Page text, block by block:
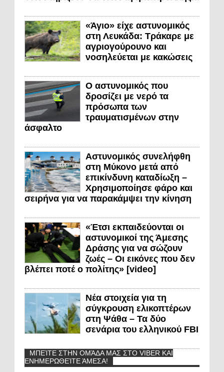
«Άγιο» είχε αστυνομικός
στη Λευκάδα: Τράκαρε με
αγριογούρουνο και
νοσηλεύεται με κακώσεις
Ο αστυνομικός που
δροσίζει με νερό τα
πρόσωπα των
τραυματισμένων στην
άσφαλτο
Αστυνομικός συνελήφθη
στη Μύκονο μετά από
επικίνδυνη καταδίωξη –
Χρησιμοποίησε φάρο και
σειρήνα για να παρακάμψει την κίνηση
«Έτσι εκπαιδεύονται οι
αστυνομικοί της Άμεσης
Δράσης για να σώζουν
ζωές – Οι εικόνες που δεν
βλέπει ποτέ ο πολίτης» [video]
Νέα στοιχεία για τη
σύγκρουση ελικοπτέρων
στη Ψάθα – Τα δύο
σενάρια του ελληνικού FBI
ΜΠΕΊΤΕ ΣΤΗΝ ΟΜΆΔΑ ΜΑΣ ΣΤΟ VIBER ΚΑΙ
ΕΝΗΜΕΡΩΘΕΊΤΕ ΆΜΕΣΑ!